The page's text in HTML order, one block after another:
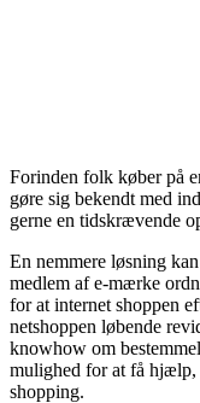
Forinden folk køber på
gøre sig bekendt med
gerne en tidskrævende
En nemmere løsning
medlem af e-mærke
for at internet shoppen
netshoppen løbende
knowhow om
mulighed for at få hjælp,
shopping.